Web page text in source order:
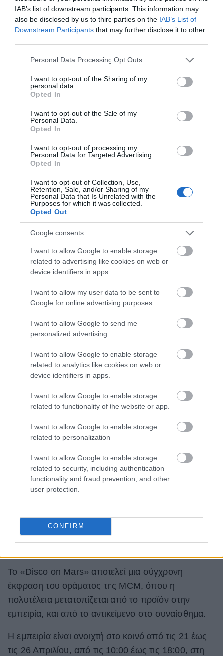
IAB’s list of downstream participants. This information may
also be disclosed by us to third parties on the IAB’s List of
Downstream Participants that may further disclose it to other
Please note that this website/app uses one or more Google
not limited to your visit or usage behaviour. You may click to
grant or deny consent to Google and its third-party tags to
use your data for below specified purposes in below Google
consent section.
Personal Data Processing Opt Outs
I want to opt-out of the Sharing of my
personal data.
Opted In
I want to opt-out of the Sale of my
Personal Data.
Opted In
I want to opt-out of processing my
Personal Data for Targeted Advertising.
Opted In
I want to opt-out of Collection, Use,
Retention, Sale, and/or Sharing of my
Personal Data that Is Unrelated with the
Purposes for which it was collected.
Opted Out
Google consents
I want to allow Google to enable storage
related to advertising like cookies on web or
device identifiers in apps.
I want to allow my user data to be sent to
Google for online advertising purposes.
I want to allow Google to send me
personalized advertising.
I want to allow Google to enable storage
related to analytics like cookies on web or
device identifiers in apps.
I want to allow Google to enable storage
related to functionality of the website or app.
I want to allow Google to enable storage
related to personalization.
I want to allow Google to enable storage
related to security, including authentication
functionality and fraud prevention, and other
user protection.
CONFIRM
στη Rotonda del Pellegrini. Σε συνεργασία με το
Atelier Biagetti, η MCM μεταμορφώνει τον χώρο σε
ένα φουτουριστικό περιβάλλον, όπου το design
λειτουργεί ως αφήγηση και ο ήχος ως
Αντικείμενα όπως το Orbit, το Gravity και το Mach-
μια σύγχρονη, σχεδόν κινηματογραφική
προσέγγιση, ενώ οι εμβληματικές δημιουργίες του
οίκου εμφανίζονται σε νέες εκδοχές του
χαρακτηριστικού Visetos monogram,
γεφυρώνοντας την κληρονομιά με το μέλλον.
Το «Disco on Mars» αποτελεί μια σύγχρονη
έκφραση του οράματος της MCM, όπου η
πολυτέλεια μετατοπίζεται από το προϊόν στην
εμπειρία, και από το αντικείμενο στο συναίσθημα.
Η εμπειρία είναι ανοιχτή στο κοινό από τις 21 έως
τις 26 Απριλίου, από τις 10:00 έως τις 18:00, στη